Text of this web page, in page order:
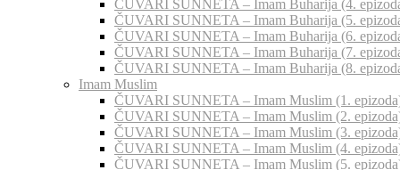
ČUVARI SUNNETA – Imam Buharija (4.
ČUVARI SUNNETA – Imam Buharija (5.
ČUVARI SUNNETA – Imam Buharija (6.
ČUVARI SUNNETA – Imam Buharija (7.
ČUVARI SUNNETA – Imam Buharija (8.
Imam Muslim
ČUVARI SUNNETA – Imam Muslim (1.
ČUVARI SUNNETA – Imam Muslim (2.
ČUVARI SUNNETA – Imam Muslim (3.
ČUVARI SUNNETA – Imam Muslim (4.
ČUVARI SUNNETA – Imam Muslim (5.